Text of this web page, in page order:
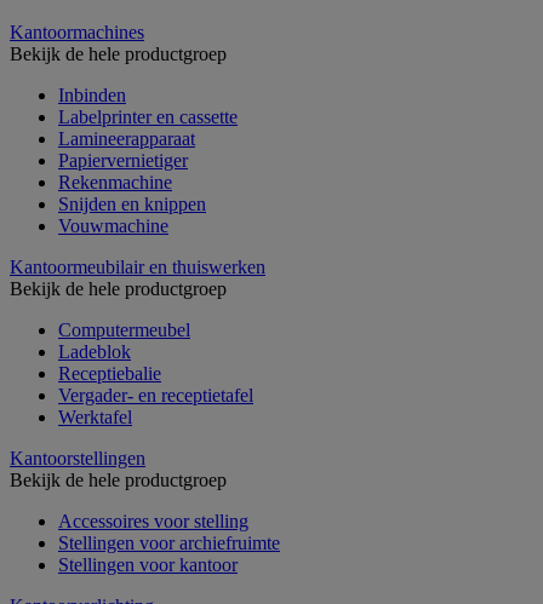
Kantoormachines
Bekijk de hele productgroep
Inbinden
Labelprinter en cassette
Lamineerapparaat
Papiervernietiger
Rekenmachine
Snijden en knippen
Vouwmachine
Kantoormeubilair en thuiswerken
Bekijk de hele productgroep
Computermeubel
Ladeblok
Receptiebalie
Vergader- en receptietafel
Werktafel
Kantoorstellingen
Bekijk de hele productgroep
Accessoires voor stelling
Stellingen voor archiefruimte
Stellingen voor kantoor